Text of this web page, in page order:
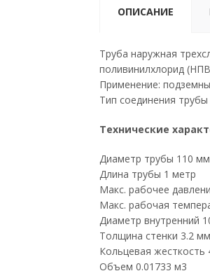
ОПИСАНИЕ
Труба наружная
поливинилхлорид
Применение:
Тип соединения
Технические
Диаметр трубы 110 мм
Длина трубы 1 метр
Макс. рабочее
Макс. рабочая
Диаметр внутренний
Толщина стенки 3.2 мм
Кольцевая жесткость
Объем 0.01733 м3